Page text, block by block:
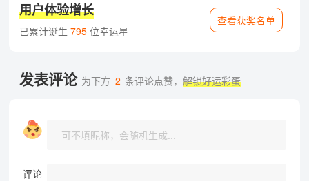
用户体验增长
已累计诞生 795位幸运星
查看获奖名单
发表评论 为下方 2 条评论点赞，解锁好运彩蛋
评论